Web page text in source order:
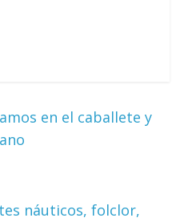
en el caballete y
náuticos, folclor,